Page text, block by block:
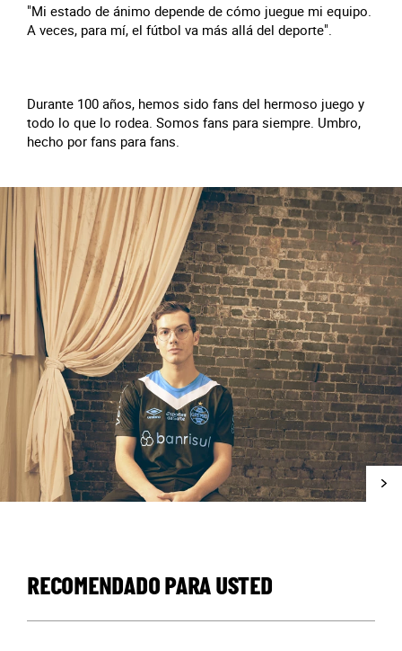
"Mi estado de ánimo depende de cómo juegue mi equipo.
A veces, para mí, el fútbol va más allá del deporte".
Durante 100 años, hemos sido fans del hermoso juego y
todo lo que lo rodea. Somos fans para siempre. Umbro,
hecho por fans para fans.
RECOMENDADO PARA USTED